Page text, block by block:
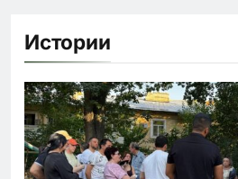
Истории